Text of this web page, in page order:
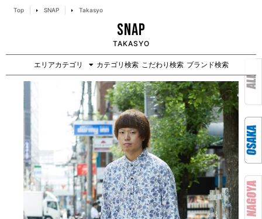
Top SNAP Takasyo
SNAP
TAKASYO
エリアカテゴリ カテゴリ検索 こだわり検索 ブランド検索